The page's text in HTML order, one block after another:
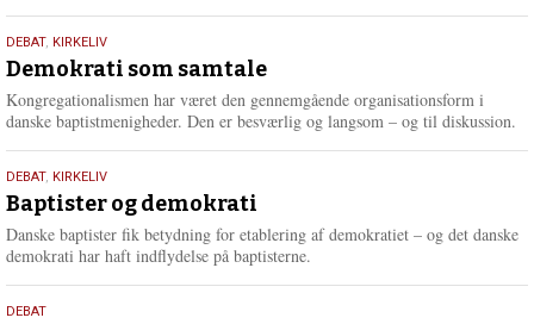
18.
maj
2026
DEBAT, KIRKELIV
Demokrati som samtale
Kongregationalismen har været den gennemgående organisationsform i
danske baptistmenigheder. Den er besværlig og langsom – og til diskussion.
18.
maj
2026
DEBAT, KIRKELIV
Baptister og demokrati
Danske baptister fik betydning for etablering af demokratiet – og det danske
demokrati har haft indflydelse på baptisterne.
18.
DEBAT